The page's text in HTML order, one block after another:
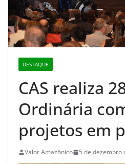
DESTAQUE
CAS realiza
Ordinária
projetos em
Valor Amazônico 5 de dezembro